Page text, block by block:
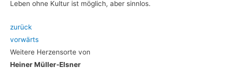
Leben ohne Kul­tur ist mög­lich, aber sinnlos.
zurück
vor­wärts
Wei­te­re Her­zens­or­te von
Hei­ner Müller-Elsner